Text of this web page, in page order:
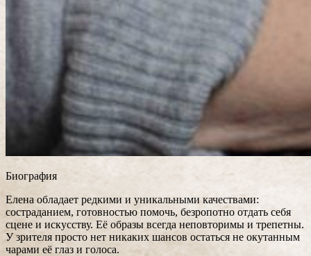
Биография
Елена обладает редкими и уникальными качествами:
состраданием, готовностью помочь, безропотно отдать себя
сцене и искусству. Её образы всегда неповторимы и трепетны.
У зрителя просто нет никаких шансов остаться не окутанным
чарами её глаз и голоса.